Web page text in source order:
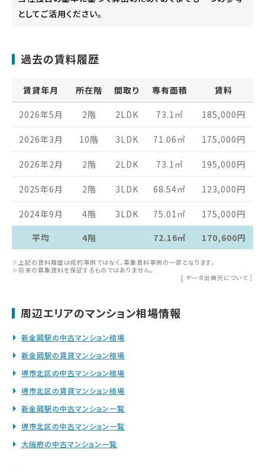
としてご活用ください。
過去の賃料履歴
賃貸年月 所在階 間取り 専有面積 賃料
2026年5月 2階 2LDK 73.1 ㎡ 185,000円
2026年3月 10階 3LDK 71.06 ㎡ 175,000円
2026年2月 2階 2LDK 73.1 ㎡ 195,000円
2025年6月 2階 3LDK 68.54㎡ 123,000円
2024年9月 4階 3LDK 75.01 ㎡ 175,000円
平均
4階 72.16㎡ 170,600円
※上記の賃料履歴は成約事例ではなく、募集賃料事例の一部となります。
※将来の募集賃料を保証するものではありません。
[ データ出典元について ］
周辺エリアのマンション相場情報
新金岡駅の中古マンション相場
新金岡駅の賃貸マンション相場
堺市北区の中古マンション相場
堺市北区の賃貸マンション相場
新金岡駅の中古マンション一覧
堺市北区の中古マンション一覧
大阪府の中古マンション一覧